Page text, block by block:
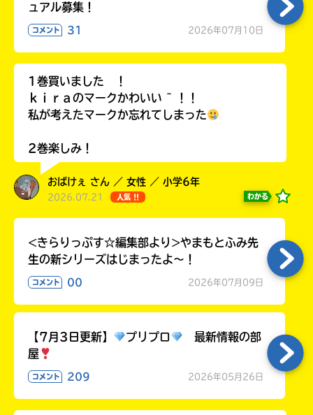
Loading
ュアル募集！
コメント 31 2026年07月10日
1巻買いました ！
ｋｉｒａのマークかわいい ~ ！！
私が考えたマークか忘れてしまった
2巻楽しみ！
おばけぇ さん ／ 女性 ／ 小学6年
2026.07.21 人気 !! わかる
<きらりっぷす☆編集部より>やまもとふみ先
生の新シリーズはじまったよ～！
コメント 00 2026年07月09日
【7月3日更新】 プリプロ
最新情報の部
屋
コメント 209 2026年05月26日
力
内
エ
ー
の